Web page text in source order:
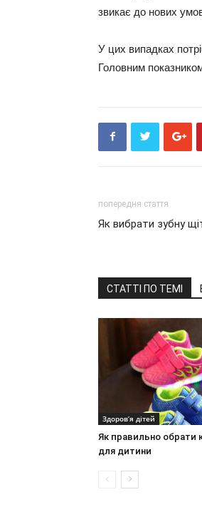
звикає до нових
У цих випадках
Головним
попередня стаття
Як вибрати зубну
СТАТТІ ПО ТЕМІ
Здоров’я дітей
Як правильно обрати
для дитини